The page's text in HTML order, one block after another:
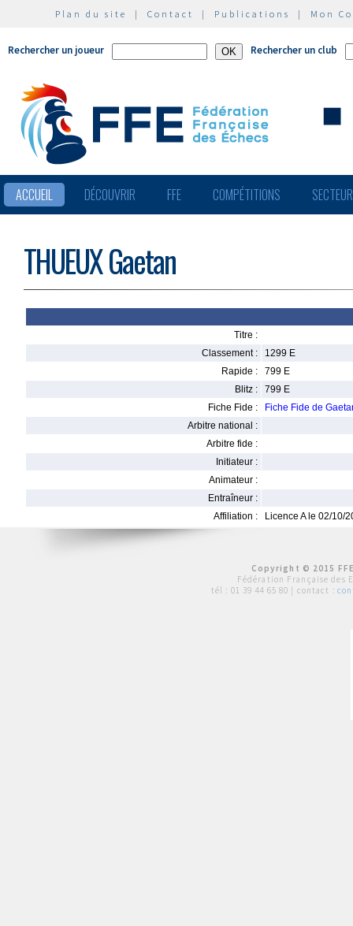
Plan du site | Contact | Publications | Mon
Rechercher un joueur Rechercher un club
ACCUEIL DÉCOUVRIR FFE COMPÉTITIONS
THUEUX Gaetan
Titre :
Classement :
1299 E
Rapide :
799 E
Blitz :
799 E
Fiche Fide :
Fiche Fide de
Arbitre national :
Arbitre fide :
Initiateur :
Animateur :
Entraîneur :
Affiliation :
Licence A le 02/10/
Copyright © 2015
Fédération Française des
tél : 01 39 44 65 80 | contact :